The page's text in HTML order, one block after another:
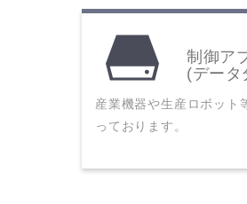
制御ア
(データ
産業機器や生産ロボット
っております。